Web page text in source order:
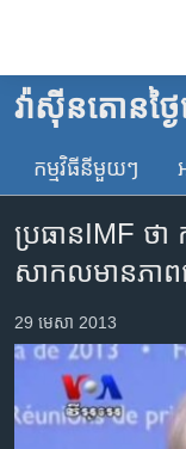
គេហទំព័រ​
ទាក់ទង
និង​
ចូល​
ទៅ​​
ទំព័រ​
ម្តង
និង​
កម្ពុជា
អន្តរជាតិ
ចិន
កម្ពុជាច្នៃប្រតិដ្ឋ
ព្រឹត្តិការណ៍ព័ត៌មាន
ទូរទស្សន៍ / វីដេអូ​
វ៉ាស៊ីនតោន​ថ្ងៃ​
កម្មវិធី​នីមួយៗ
ប្រធាន​IMF ថា
សាកល​មាន​ភា
29 មេសា 2013